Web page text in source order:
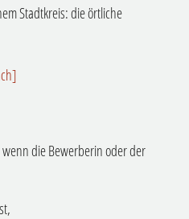
Stadtkreis: die örtliche
die Bewerberin oder der